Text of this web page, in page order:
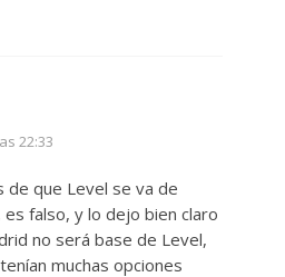
22:33
de que Level se va de
es falso, y lo dejo bien claro
no será base de Level,
muchas opciones